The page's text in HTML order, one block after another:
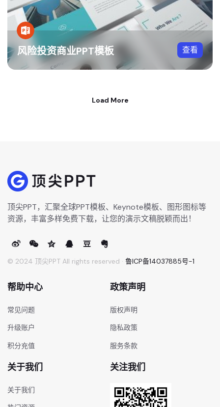
风险投资商业PPT模板 查看
Load More
顶尖PPT，汇聚全球PPT模板、Keynote模板、图形图标等
资源，丰富多样免费下载，让您的演示文稿脱颖而出！
© 2024 顶尖PPT All rights reserved · 鲁ICP备14037885号-1
帮助中心
常见问题
升级账户
积分充值
政策声明
版权声明
隐私政策
服务条款
关于我们
关于我们
关注我们